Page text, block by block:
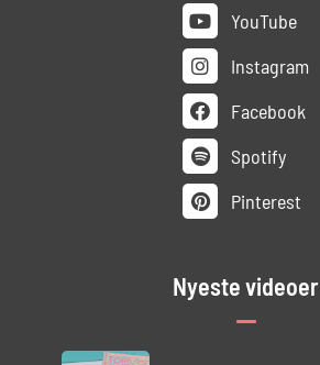
YouTube
Instagram
Facebook
Spotify
Pinterest
Nyeste videoer